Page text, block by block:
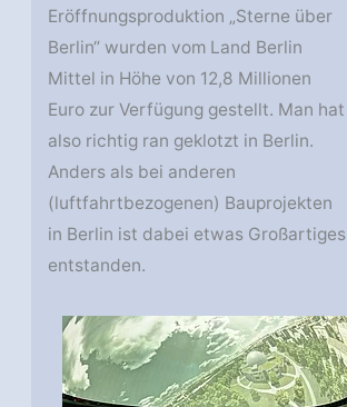
Eröffnungsproduktion „Sterne über
Berlin“ wurden vom Land Berlin
Mittel in Höhe von 12,8 Millionen
Euro zur Verfügung gestellt. Man hat
also richtig ran geklotzt in Berlin.
Anders als bei anderen
(luftfahrtbezogenen) Bauprojekten
in Berlin ist dabei etwas Großartiges
entstanden.